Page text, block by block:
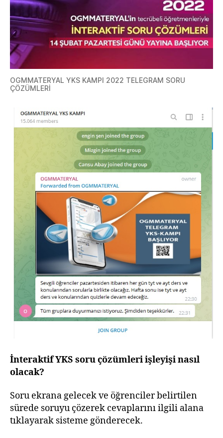
OGMMATERYAL YKS KAMPI 2022 TELEGRAM SORU
ÇÖZÜMLERİ
İnteraktif YKS soru çözümleri işleyişi nasıl
olacak?
Soru ekrana gelecek ve öğrenciler belirtilen
sürede soruyu çözerek cevaplarını ilgili alana
tıklayarak sisteme gönderecek.